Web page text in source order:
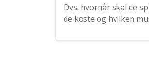
Dvs. hvornår skal de
de koste og hvilken